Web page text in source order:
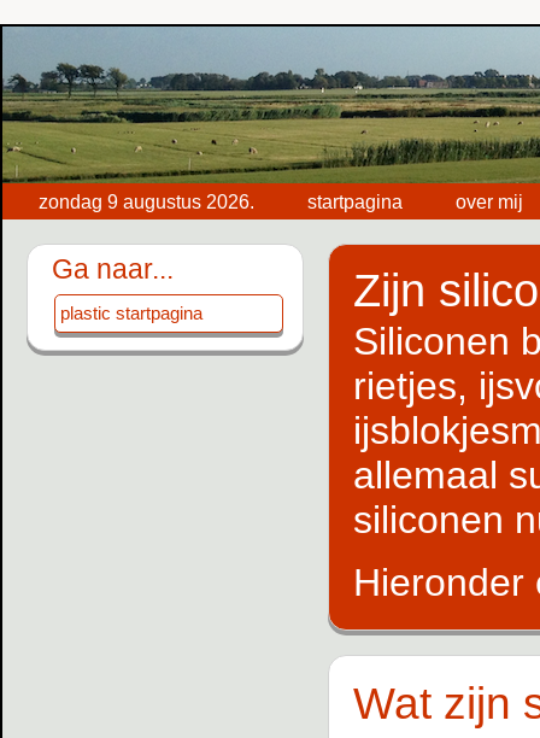
zondag 9 augustus 2026. startpagina over mij
Ga naar...
plastic startpagina Zijn
Siliconen
rietjes,
allemaal
siliconen
Hieronder
Wat zijn